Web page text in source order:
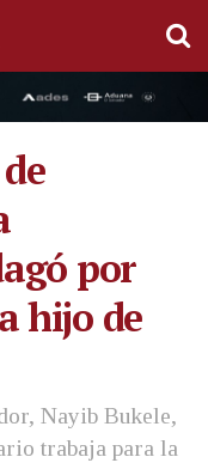
por
hijo de
Nayib Bukele,
trabaja para la